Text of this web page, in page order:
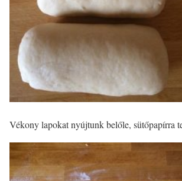
Vékony lapokat nyújtunk belőle, sütőpapírra